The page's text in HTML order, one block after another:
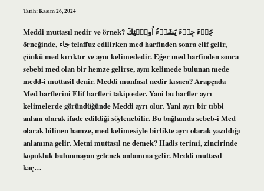
Tarih: Kasım 26, 2024
Meddi muttasıl nedir ve örnek? جَاۤءَ جِىۤءَ يَشَاۤءُ اُولَۤئِكَ
örneğinde, جاء telaffuz edilirken med harfinden sonra elif gelir,
çünkü med kırıktır ve aynı kelimededir. Eğer med harfinden sonra
sebebi med olan bir hemze gelirse, aynı kelimede bulunan mede
medd-i muttasil denir. Meddi munfasıl nedir kısaca? Arapçada
Med harflerini Elif harfleri takip eder. Yani bu harfler ayrı
kelimelerde göründüğünde Meddi ayrı olur. Yani ayrı bir tıbbi
anlam olarak ifade edildiği söylenebilir. Bu bağlamda sebeb-i Med
olarak bilinen hamze, med kelimesiyle birlikte ayrı olarak yazıldığı
anlamına gelir. Metni muttasıl ne demek? Hadis terimi, zincirinde
kopukluk bulunmayan gelenek anlamına gelir. Meddi muttasıl
kaç…